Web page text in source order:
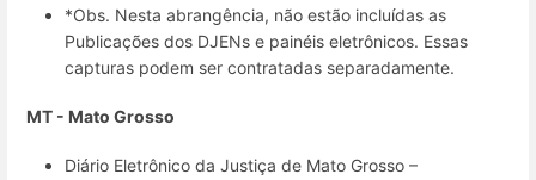
*Obs. Nesta abrangência, não estão incluídas as
Publicações dos DJENs e painéis eletrônicos. Essas
capturas podem ser contratadas separadamente.
MT - Mato Grosso
Diário Eletrônico da Justiça de Mato Grosso –